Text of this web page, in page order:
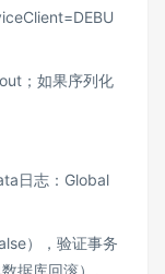
；如果序列化
日志：Global
），验证事务
据库回滚）。